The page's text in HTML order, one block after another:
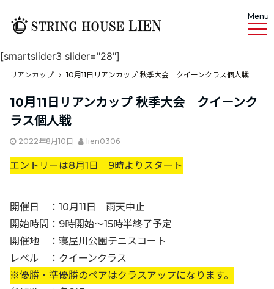
Menu
[smartslider3 slider="28"]
リアンカップ 10月11日リアンカップ 秋季大会 クイーンクラス個人戦
10月11日リアンカップ 秋季大会 クイーンク
ラス個人戦
2022年8月10日 lien0306
エントリーは8月1日 9時よりスタート
開催日 ：10月11日 雨天中止
開始時間：9時開始〜15時半終了予定
開催地 ：寝屋川公園テニスコート
レベル ：クイーンクラス
※優勝・準優勝のペアはクラスアップになります。